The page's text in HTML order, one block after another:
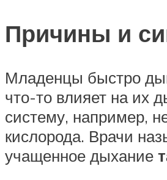
Причины и
Младенцы быстро
что-то влияет на их
систему, например,
кислорода. Врачи
учащенное дыхание